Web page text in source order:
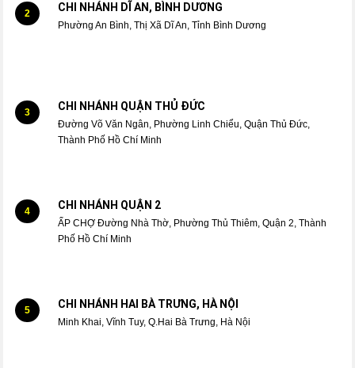
2 CHI NHÁNH DĨ AN, BÌNH DƯƠNG
Phường An Bình, Thị Xã Dĩ An, Tỉnh Bình Dương
3 CHI NHÁNH QUẬN THỦ ĐỨC
Đường Võ Văn Ngân, Phường Linh Chiểu, Quận Thủ Đức,
Thành Phố Hồ Chí Minh
4 CHI NHÁNH QUẬN 2
ẤP CHỢ Đường Nhà Thờ, Phường Thủ Thiêm, Quận 2, Thành
Phố Hồ Chí Minh
5 CHI NHÁNH HAI BÀ TRƯNG, HÀ NỘI
Minh Khai, Vĩnh Tuy, Q.Hai Bà Trưng, Hà Nội